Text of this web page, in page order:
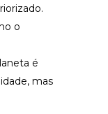
o
é
mas